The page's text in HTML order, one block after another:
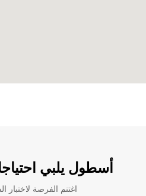
أسطول يلبي
اغتنم الفرصة لاختبار